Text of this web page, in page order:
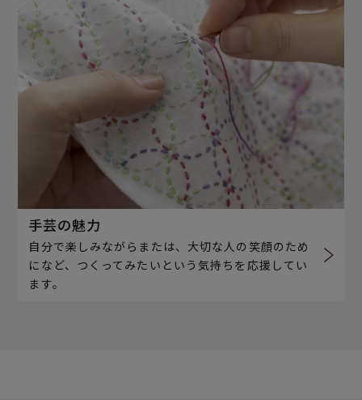
手芸の魅力
自分で楽しみながらまたは、大切な人の笑顔のため
になど、つくってみたいという気持ちを応援してい
ます。